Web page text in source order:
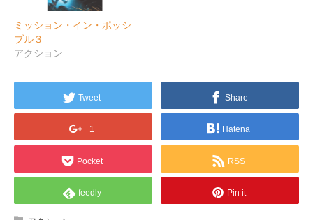
ミッション・イン・ポッシ
ブル３
アクション
Tweet Share
+1 Hatena
Pocket RSS
feedly Pin it